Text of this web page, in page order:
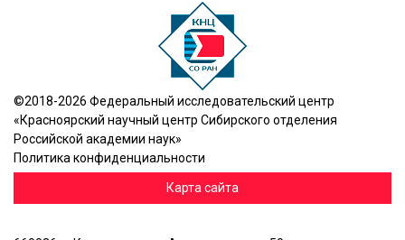
©2018-2026 Федеральный исследовательский центр
«Красноярский научный центр Сибирского отделения
Российской академии наук»
Политика конфиденциальности
Карта сайта